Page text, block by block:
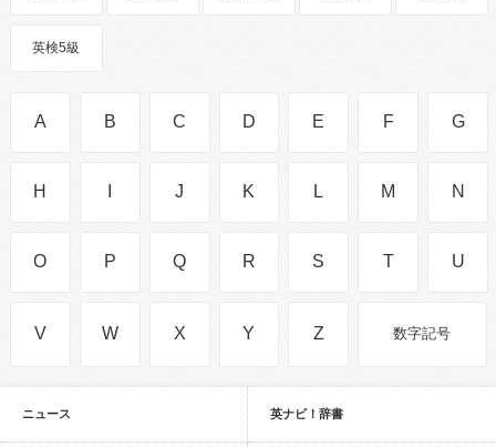
英検5級
A B C D E F G
H J K L M N
O P Q R S T U
V W X Y Z 数字記号
ニュース 英ナビ！辞書